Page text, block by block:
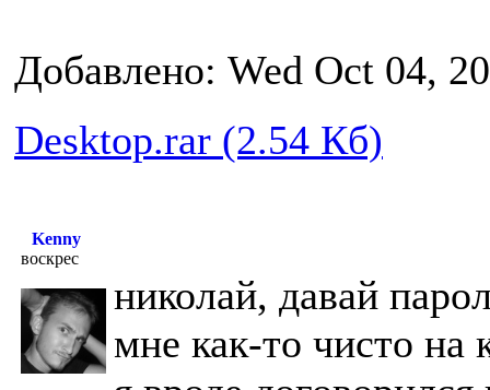
Добавлено: Wed Oct 04,
Desktop.rar (2.54 Кб)
Kenny
воскрес
николай, давай
мне как-то чисто на